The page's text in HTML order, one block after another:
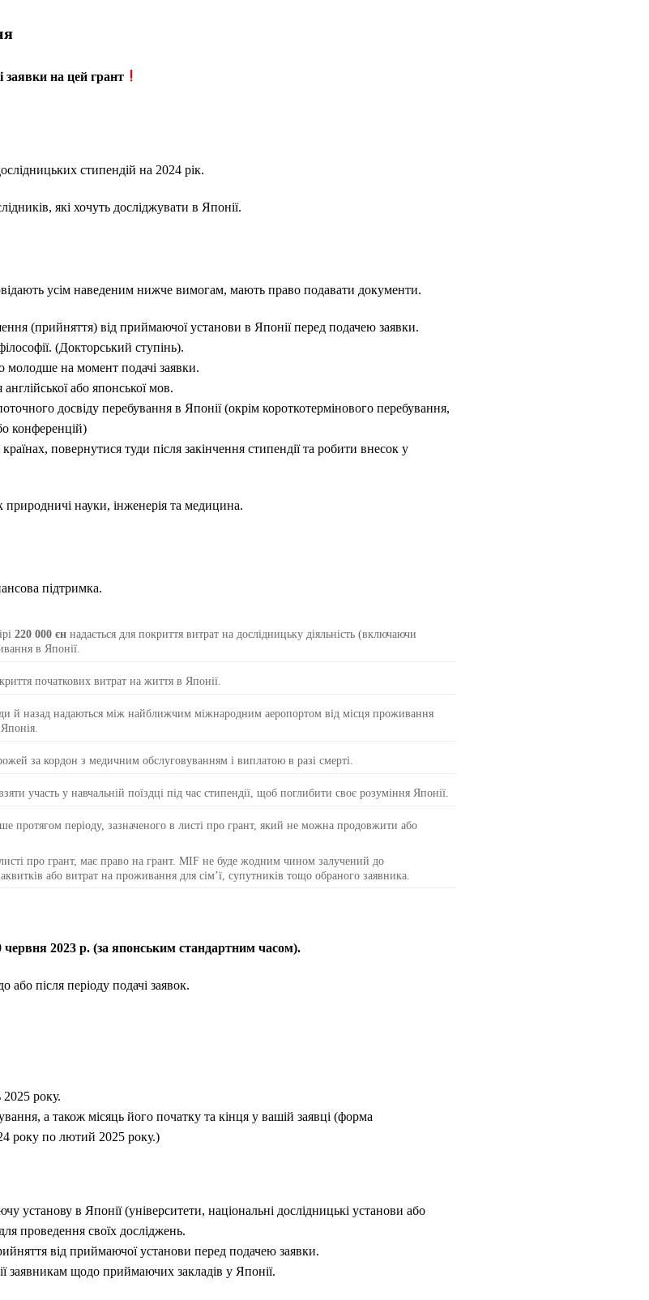
на цей грант
стипендій на 2024 рік.
які хочуть досліджувати в Японії.
усім наведеним нижче вимогам, мають право подавати документи.
(прийняття) від приймаючої установи в Японії перед подачею заявки.
(Докторський ступінь).
молодше на момент подачі заявки.
або японської мов.
досвіду перебування в Японії (окрім короткотермінового перебування,
конференцій)
повернутися туди після закінчення стипендії та робити внесок у
природничі науки, інженерія та медицина.
підтримка.
220 000 єн надається для покриття витрат на дослідницьку діяльність (включаючи
в Японії.
початкових витрат на життя в Японії.
й назад надаються між найближчим міжнародним аеропортом від місця проживання
за кордон з медичним обслуговуванням і виплатою в разі смерті.
участь у навчальній поїздці під час стипендії, щоб поглибити своє розуміння Японії.
протягом періоду, зазначеного в листі про грант, який не можна продовжити або
про грант, має право на грант.MIF не буде жодним чином залучений до
або витрат на проживання для сім’ї, супутників тощо обраного заявника.
червня 2023 р. (за японським стандартним часом).
після періоду подачі заявок.
2025 року.
а також місяць його початку та кінця у вашій заявці (форма
року по лютий 2025 року.)
установу в Японії (університети, національні дослідницькі установи або
проведення своїх досліджень.
від приймаючої установи перед подачею заявки.
заявникам щодо приймаючих закладів у Японії.